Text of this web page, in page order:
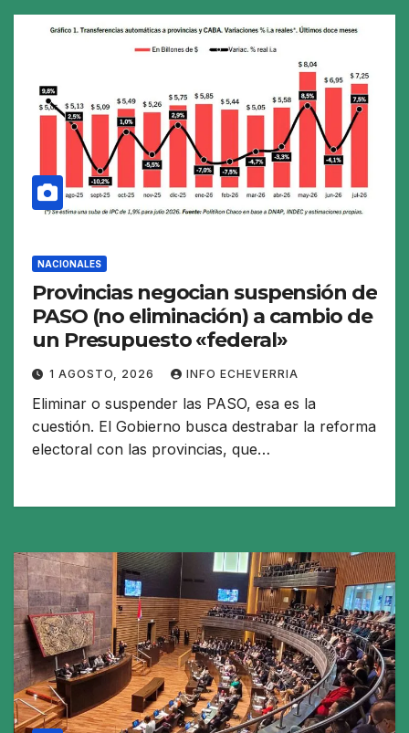
NACIONALES
Provincias negocian suspensión de
PASO (no eliminación) a cambio de
un Presupuesto «federal»
1 AGOSTO, 2026 INFO ECHEVERRIA
Eliminar o suspender las PASO, esa es la
cuestión. El Gobierno busca destrabar la reforma
electoral con las provincias, que…